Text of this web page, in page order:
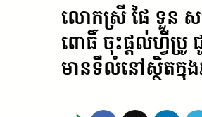
លោកស្រី ផៃ ទួន ស
ពោធិ៍ ចុះផ្ដល់ហ្វីប្រូ
មានទីលំនៅស្ថិតក្